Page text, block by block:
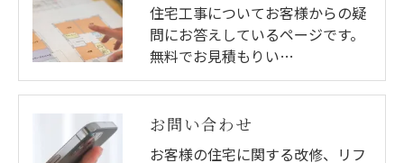
住宅工事についてお客様からの疑
問にお答えしているページです。
無料でお見積もりい…
お問い合わせ
お客様の住宅に関する改修、リフ